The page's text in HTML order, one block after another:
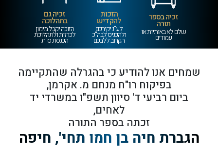
זכיה בספר
תורה
שלם לא באותיות או
עמודים
הזכות
להקדיש
לע"נ יקירכם
ולהכניס לבה"כ
הקרוב ללבכם
זכיה גם
בתהלוכה
הזוכה יקבל מימון
לכרזות ולתהלוכת
הכנסת ס"ת
שמחים אנו להודיע כי בהגרלה שהתקיימה
בפיקוח רו"ח מנחם מ. אקרמן,
ביום רביעי ד' סיוון תשפ"ו במשרדי יד
לאחים,
זכתה בספר התורה
הגברת חיה בן חמו תחי', חיפה